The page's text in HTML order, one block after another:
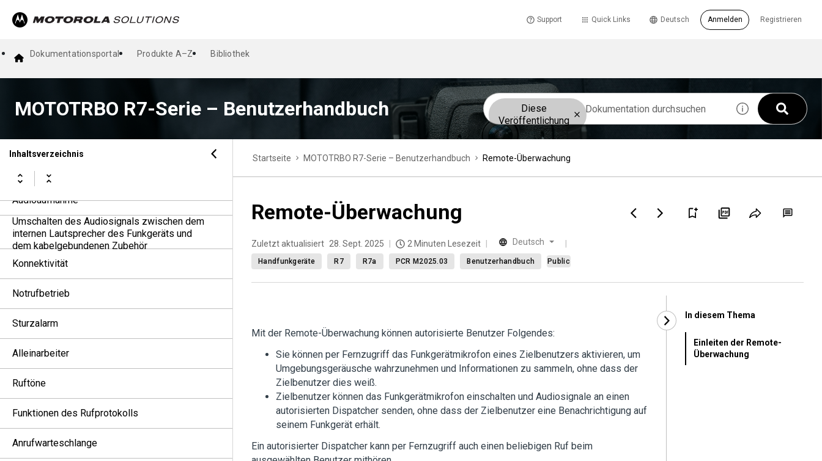
Support Quick Links Registrieren
Deutsch Anmelden
Dokumentationsportal Produkte A–Z Bibliothek
MOTOTRBO R7-Serie – Benutzerhandbuch
Diese
Veröffentlichung
Inhaltsverzeichnis
Überblick über den Startbildschirm
Überblick über das symbolbasierte Menü
Grundlegende Funktionen des Funkgeräts
Allgemeine Funkgeräteinstellungen
Ruftypen des Funkgeräts
Telefonanrufe
Audioaufnahme
Umschalten des Audiosignals zwischen dem
internen Lautsprecher des Funkgeräts und
dem kabelgebundenen Zubehör
Konnektivität
Notrufbetrieb
Sturzalarm
Alleinarbeiter
Ruftöne
Funktionen des Rufprotokolls
Anrufwarteschlange
Startseite MOTOTRBO R7-Serie – Benutzerhandbuch Remote-Überwachung
Remote-Überwachung
Zuletzt aktualisiert 28. Sept. 2025 2 Minuten Lesezeit Deutsch
Handfunkgeräte R7 R7a PCR M2025.03 Benutzerhandbuch Public
Mit der Remote-Überwachung können autorisierte Benutzer Folgendes:
Sie können per Fernzugriff das Funkgerätmikrofon eines Zielbenutzers aktivieren, um
Umgebungsgeräusche wahrzunehmen und Informationen zu sammeln, ohne dass der
Zielbenutzer dies weiß.
Zielbenutzer können das Funkgerätmikrofon einschalten und Audiosignale an einen
autorisierten Dispatcher senden, ohne dass der Zielbenutzer eine Benachrichtigung auf
seinem Funkgerät erhält.
Ein autorisierter Dispatcher kann per Fernzugriff auch einen beliebigen Ruf beim
In diesem Thema
Einleiten der Remote-
Überwachung